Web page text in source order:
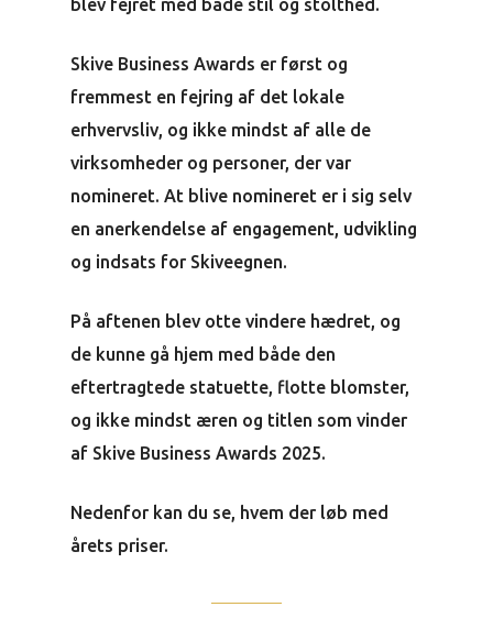
blev fejret med både stil og stolthed.
Skive Business Awards er først og
fremmest en fejring af det lokale
erhvervsliv, og ikke mindst af alle de
virksomheder og personer, der var
nomineret. At blive nomineret er i sig selv
en anerkendelse af engagement, udvikling
og indsats for Skiveegnen.
På aftenen blev otte vindere hædret, og
de kunne gå hjem med både den
eftertragtede statuette, flotte blomster,
og ikke mindst æren og titlen som vinder
af Skive Business Awards 2025.
Nedenfor kan du se, hvem der løb med
årets priser.